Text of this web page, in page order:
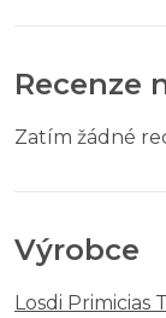
Recenze
Zatím žádné
Výrobce
Losdi Primicias